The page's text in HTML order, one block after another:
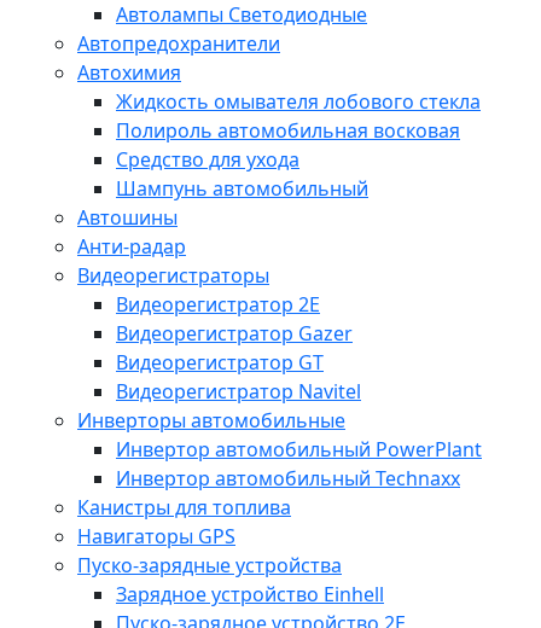
Автолампы Светодиодные
Автопредохранители
Автохимия
Жидкость омывателя лобового стекла
Полироль автомобильная восковая
Средство для ухода
Шампунь автомобильный
Автошины
Анти-радар
Видеорегистраторы
Видеорегистратор 2E
Видеорегистратор Gazer
Видеорегистратор GT
Видеорегистратор Navitel
Инверторы автомобильные
Инвертор автомобильный PowerPlant
Инвертор автомобильный Technaxx
Канистры для топлива
Навигаторы GPS
Пуско-зарядные устройства
Зарядное устройство Einhell